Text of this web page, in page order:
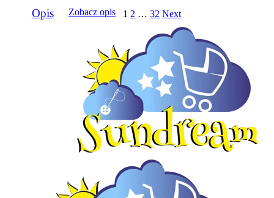
Opis Zobacz opis 1 2 … 32 Next